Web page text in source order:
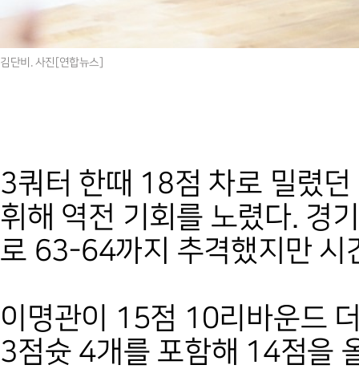
김단비. 사진[연합뉴스]
3쿼터 한때 18점 차로 밀렸
휘해 역전 기회를 노렸다. 경
로 63-64까지 추격했지만 시
이명관이 15점 10리바운드
3점슛 4개를 포함해 14점을